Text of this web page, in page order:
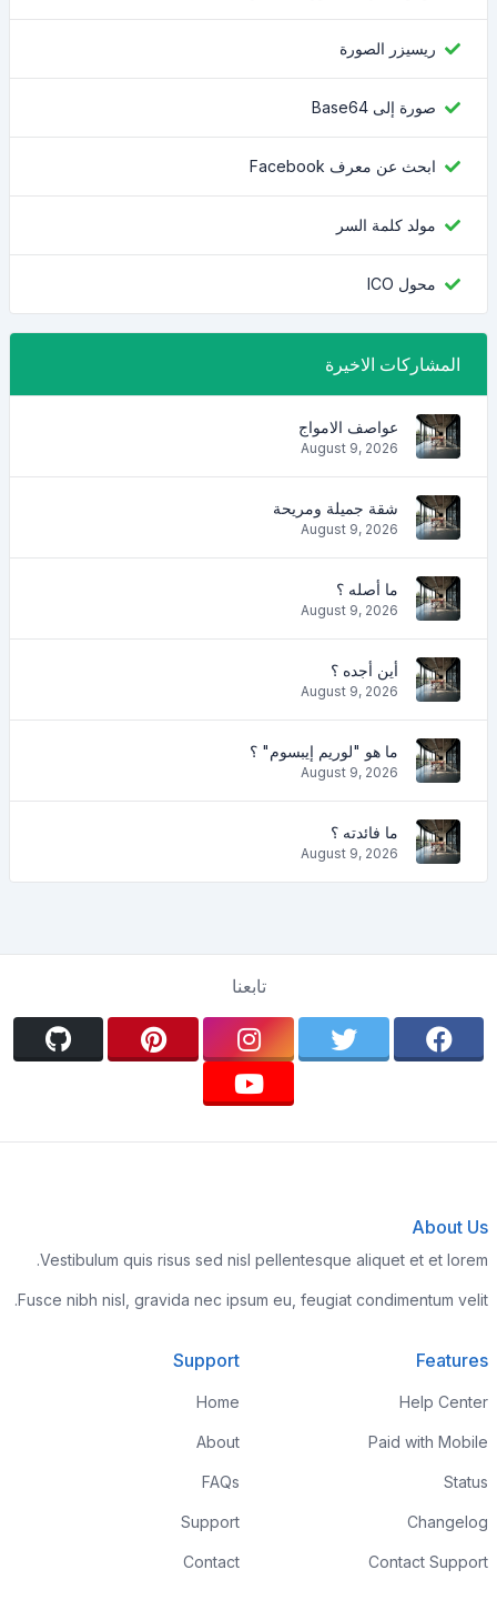
ريسيزر الصورة
صورة إلى Base64
ابحث عن معرف Facebook
مولد كلمة السر
محول ICO
المشاركات الاخيرة
عواصف الامواج
August 9, 2026
شقة جميلة ومريحة
August 9, 2026
ما أصله ؟
August 9, 2026
أين أجده ؟
August 9, 2026
ما هو "لوريم إيبسوم" ؟
August 9, 2026
ما فائدته ؟
August 9, 2026
تابعنا
About Us
Vestibulum quis risus sed nisl pellentesque aliquet et et lorem.
Fusce nibh nisl, gravida nec ipsum eu, feugiat condimentum velit.
Features
Help Center
Paid with Mobile
Status
Changelog
Contact Support
Support
Home
About
FAQs
Support
Contact